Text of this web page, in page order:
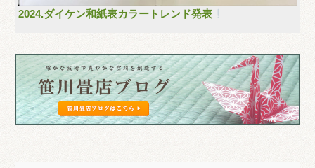
2024.ダイケン和紙表カラートレンド発表